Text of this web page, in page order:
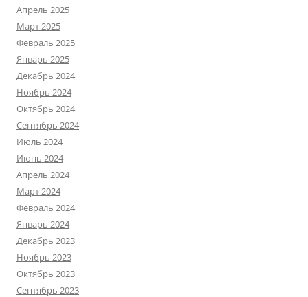
Апрель 2025
Март 2025
Февраль 2025
Январь 2025
Декабрь 2024
Ноябрь 2024
Октябрь 2024
Сентябрь 2024
Июль 2024
Июнь 2024
Апрель 2024
Март 2024
Февраль 2024
Январь 2024
Декабрь 2023
Ноябрь 2023
Октябрь 2023
Сентябрь 2023